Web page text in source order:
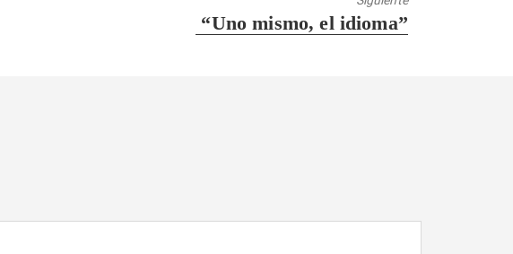
Entrada
“Uno mismo, el idioma”